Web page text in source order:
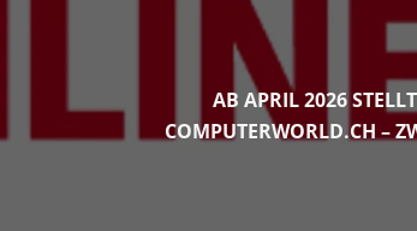
AB APRIL 2026
COMPUTERWORLD.CH –